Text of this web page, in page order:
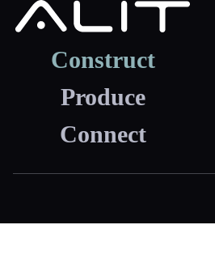
Construct
Produce
Connect